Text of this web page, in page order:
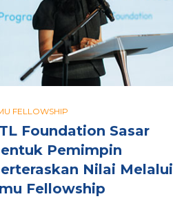
FELLOWSHIP
Foundation Sasar
Pemimpin
Nilai Melalui
Fellowship